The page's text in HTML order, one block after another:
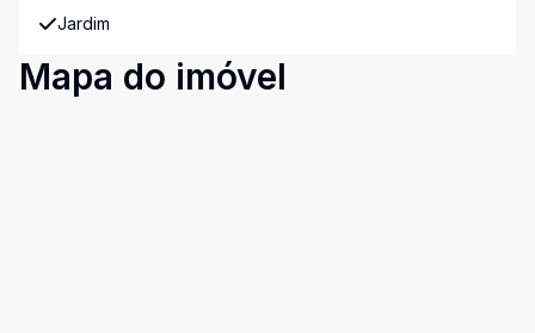
Jardim
Mapa do imóvel